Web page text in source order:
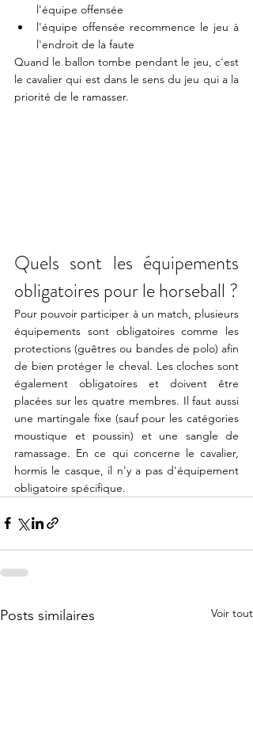
l'équipe offensée
l'équipe offensée recommence le jeu à
l'endroit de la faute
Quand le ballon tombe pendant le jeu, c'est
le cavalier qui est dans le sens du jeu qui a la
priorité de le ramasser.
Quels sont les équipements
obligatoires pour le horseball ?
Pour pouvoir participer à un match, plusieurs
équipements sont obligatoires comme les
protections (guêtres ou bandes de polo) afin
de bien protéger le cheval. Les cloches sont
également obligatoires et doivent être
placées sur les quatre membres. Il faut aussi
une martingale fixe (sauf pour les catégories
moustique et poussin) et une sangle de
ramassage. En ce qui concerne le cavalier,
hormis le casque, il n'y a pas d'équipement
obligatoire spécifique.
Posts similaires Voir tout